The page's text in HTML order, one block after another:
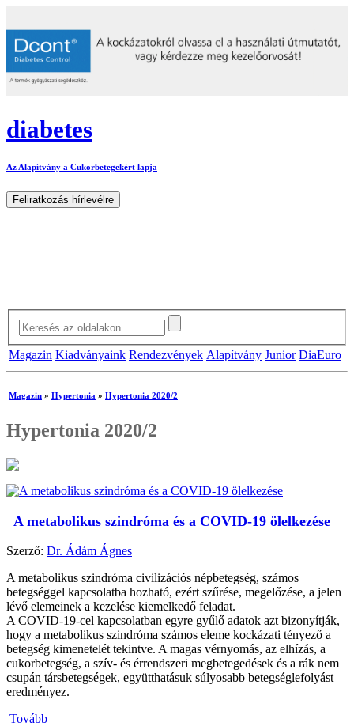
diabetes
Az Alapítvány a Cukorbetegekért lapja
Magazin Kiadványaink Rendezvények Alapítvány Junior DiaEuro
Magazin » Hypertonia » Hypertonia 2020/2
Hypertonia 2020/2
A metabolikus szindróma és a COVID-19 ölelkezése
Szerző: Dr. Ádám Ágnes
A metabolikus szindróma civilizációs népbetegség, számos
betegséggel kapcsolatba hozható, ezért szűrése, megelőzése, a jelen
lévő elemeinek a kezelése kiemelkedő feladat.
A COVID-19-cel kapcsolatban egyre gyűlő adatok azt bizonyítják,
hogy a metabolikus szindróma számos eleme kockázati tényező a
betegség kimenetelét tekintve. A magas vérnyomás, az elhízás, a
cukorbetegség, a szív- és érrendszeri megbetegedések és a rák nem
csupán társbetegségek, együtthatásuk súlyosabb betegséglefolyást
eredményez.
Tovább